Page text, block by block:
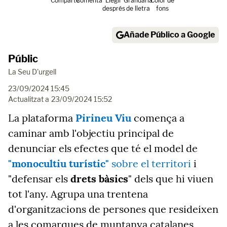
desprésde lletra
fons
Añade Público a Google
Públic
La Seu D'urgell
23/09/2024 15:45
Actualitzat a 23/09/2024 15:52
La plataforma Pirineu Viu comença a
caminar amb l'objectiu principal de
denunciar els efectes que té el model de
"monocultiu turístic" sobre el territori i
"defensar els drets bàsics" dels que hi viuen
tot l'any. Agrupa una trentena
d'organitzacions de persones que resideixen
a les comarques de muntanya catalanes,